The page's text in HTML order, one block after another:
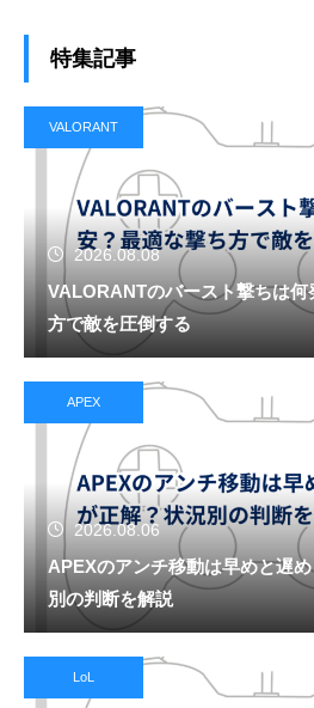
特集記事
VALORANT
2026.08.08
VALORANTのバースト撃ちは何
方で敵を圧倒する
APEX
2026.08.06
APEXのアンチ移動は早めと遅
別の判断を解説
LoL